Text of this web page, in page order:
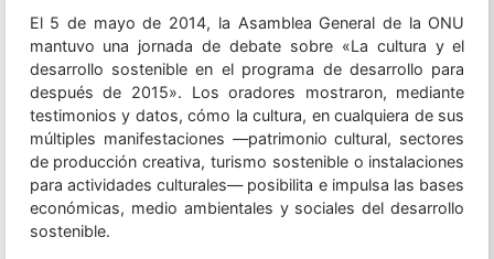
El 5 de mayo de 2014, la Asamblea General de la ONU
mantuvo una jornada de debate sobre «La cultura y el
desarrollo sostenible en el programa de desarrollo para
después de 2015». Los oradores mostraron, mediante
testimonios y datos, cómo la cultura, en cualquiera de sus
múltiples manifestaciones —patrimonio cultural, sectores
de producción creativa, turismo sostenible o instalaciones
para actividades culturales— posibilita e impulsa las bases
económicas, medio ambientales y sociales del desarrollo
sostenible.